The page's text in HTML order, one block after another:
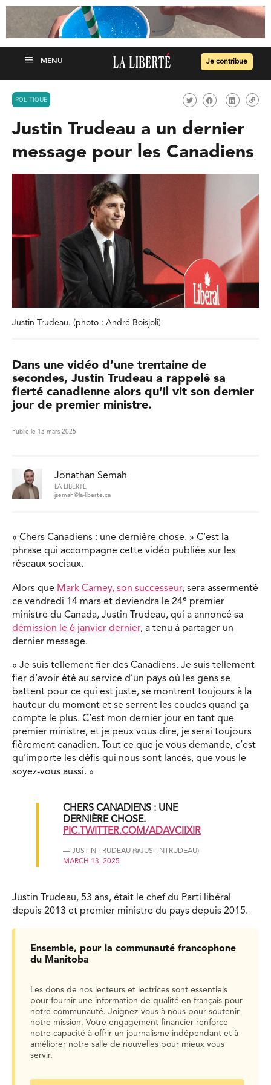
Je contribue
POLITIQUE
Justin Trudeau a un dernier
message pour les Canadiens
Justin Trudeau. (photo : André Boisjoli)
Dans une vidéo d’une trentaine de
secondes, Justin Trudeau a rappelé sa
fierté canadienne alors qu’il vit son dernier
jour de premier ministre.
Publié le 13 mars 2025
Jonathan Semah
LA LIBERTÉ
jsemah@la-liberte.ca
« Chers Canadiens : une dernière chose. » C’est la
phrase qui accompagne cette vidéo publiée sur les
réseaux sociaux.
Alors que Mark Carney, son successeur, sera assermenté
ce vendredi 14 mars et deviendra le 24e premier
ministre du Canada, Justin Trudeau, qui a annoncé sa
démission le 6 janvier dernier, a tenu à partager un
dernier message.
« Je suis tellement fier des Canadiens. Je suis tellement
fier d’avoir été au service d’un pays où les gens se
battent pour ce qui est juste, se montrent toujours à la
hauteur du moment et se serrent les coudes quand ça
compte le plus. C’est mon dernier jour en tant que
premier ministre, et je peux vous dire, je serai toujours
fièrement canadien. Tout ce que je vous demande, c’est
qu’importe les défis qui nous sont lancés, que vous le
soyez-vous aussi. »
CHERS CANADIENS : UNE
DERNIÈRE CHOSE.
PIC.TWITTER.COM/ADAVCIIXIR
— JUSTIN TRUDEAU (@JUSTINTRUDEAU)
MARCH 13, 2025
Justin Trudeau, 53 ans, était le chef du Parti libéral
depuis 2013 et premier ministre du pays depuis 2015.
Ensemble, pour la communauté francophone
du Manitoba
Les dons de nos lecteurs et lectrices sont essentiels
pour fournir une information de qualité en français pour
notre communauté. Joignez-vous à nous pour soutenir
notre mission. Votre engagement financier renforce
notre capacité à offrir un journalisme indépendant et à
améliorer notre salle de nouvelles pour mieux vous
servir.